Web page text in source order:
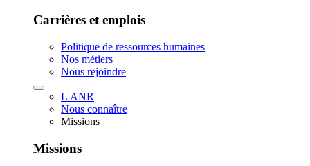
Carrières et emplois
Politique de ressources humaines
Nos métiers
Nous rejoindre
L'ANR
Nous connaître
Missions
Missions